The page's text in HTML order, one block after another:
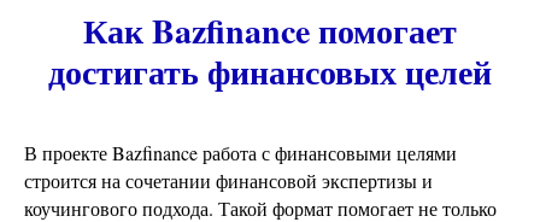
Как Bazfinance помогает
достигать финансовых целей
В проекте Bazfinance работа с финансовыми целями
строится на сочетании финансовой экспертизы и
коучингового подхода. Такой формат помогает не только